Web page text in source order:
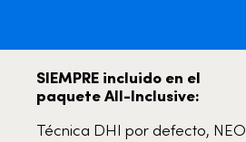
SIEMPRE incluido en el
paquete All-Inclusive:
Técnica DHI por defecto, NEO